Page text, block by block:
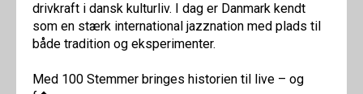
drivkraft i dansk kulturliv. I dag er Danmark kendt
som en stærk international jazznation med plads til
både tradition og eksperimenter.
Med 100 Stemmer bringes historien til live – og